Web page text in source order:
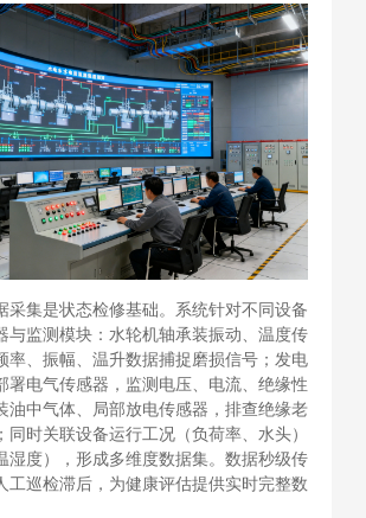
采集是状态检修基础。系统针对不同设备
与监测模块：水轮机轴承装振动、温度传
率、振幅、温升数据捕捉磨损信号；发电
署电气传感器，监测电压、电流、绝缘性
油中气体、局部放电传感器，排查绝缘老
同时关联设备运行工况（负荷率、水头）
湿度），形成多维度数据集。数据秒级传
工巡检滞后，为健康评估提供实时完整数